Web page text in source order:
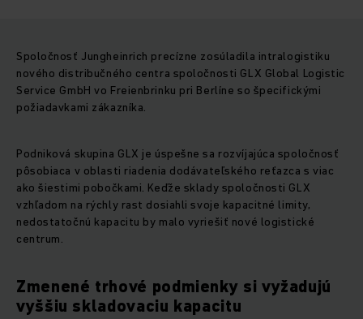
Spoločnosť Jungheinrich precízne zosúladila intralogistiku
nového distribučného centra spoločnosti GLX Global Logistic
Service GmbH vo Freienbrinku pri Berlíne so špecifickými
požiadavkami zákazníka.
Podniková skupina GLX je úspešne sa rozvíjajúca spoločnosť
pôsobiaca v oblasti riadenia dodávateľského reťazca s viac
ako šiestimi pobočkami. Keďže sklady spoločnosti GLX
vzhľadom na rýchly rast dosiahli svoje kapacitné limity,
nedostatočnú kapacitu by malo vyriešiť nové logistické
centrum.
Zmenené trhové podmienky si vyžadujú
vyššiu skladovaciu kapacitu